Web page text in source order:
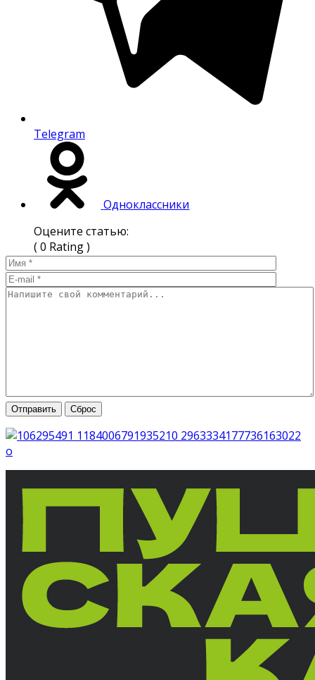
Telegram
Одноклассники
Оцените статью:
( 0 Rating )
Отправить Сброс